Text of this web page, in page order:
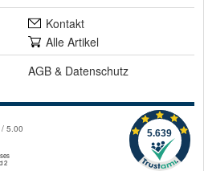
Kontakt
Alle Artikel
AGB & Datenschutz